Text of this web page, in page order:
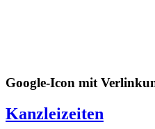
Google-Icon mit
Kanzleizeiten